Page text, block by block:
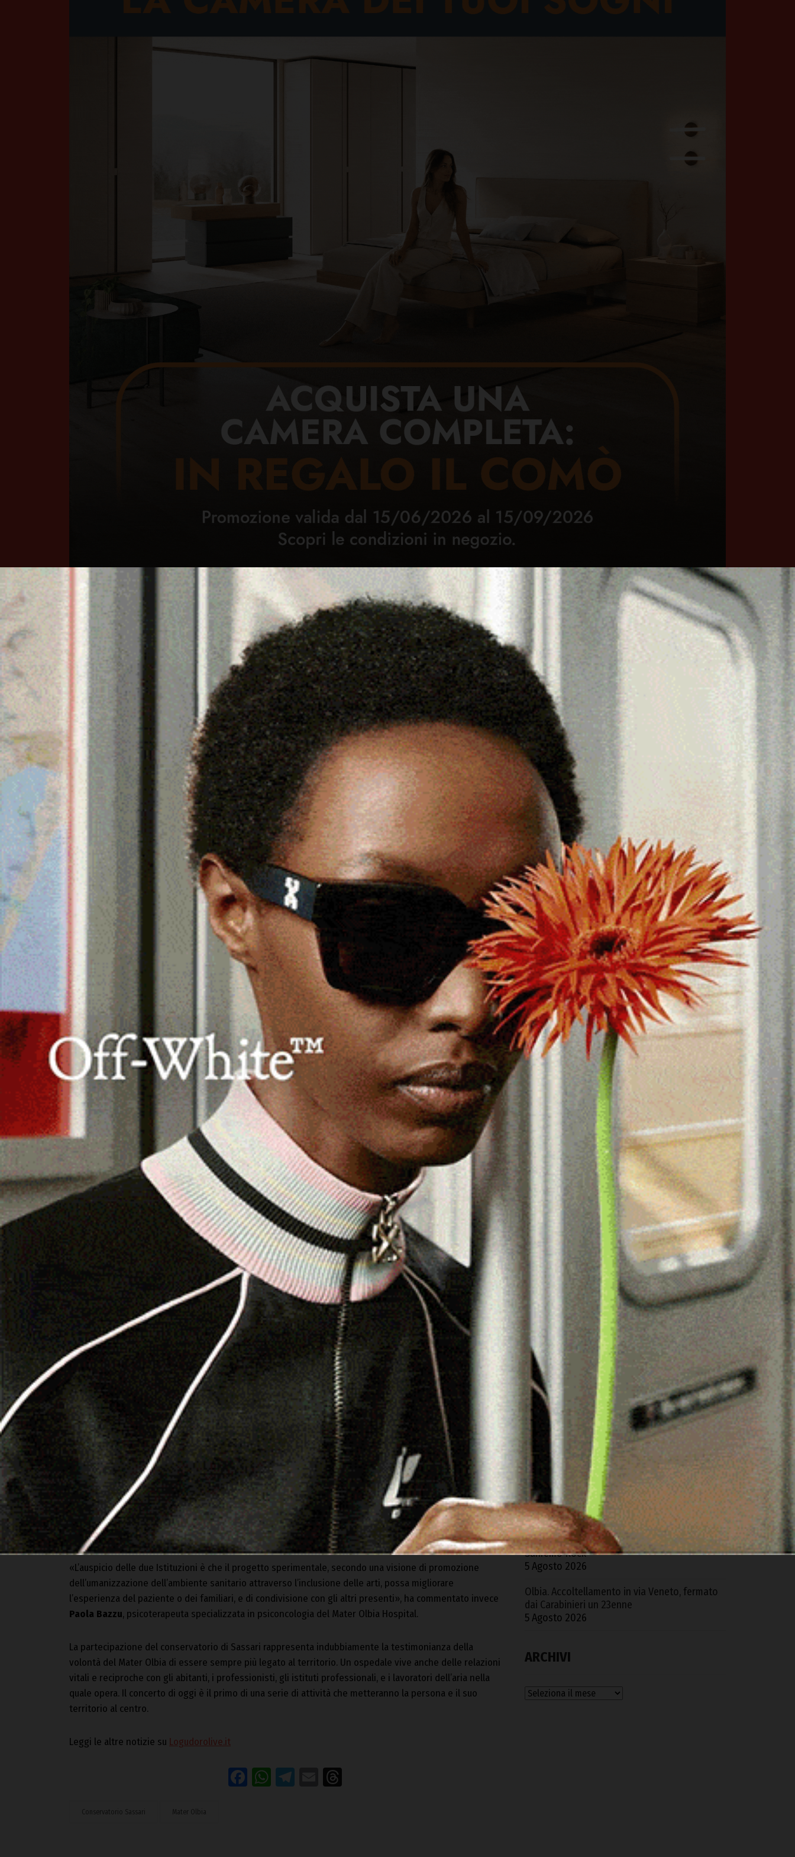
Home Ozieri Territorio Sardegna Cronaca Attualità Sport Cultura Rubriche Necrologie
Numeri
utili
Contatti
IL CONSERVATORIO DI SASSARI PORTA LA MUSICA AL
MATER OLBIA
14 Dicembre 2022, 19:41
Nella hall gli allievi Fabio e Francesco hanno allietato gli ascoltatori con un concerto
di pianoforte. Presentato il progetto di collaborazione “Canta 33!” tra l’ospedale e il
Conservatorio.
OLBIA . Con il primo appuntamento ha preso il via oggi il progetto “Canta 33!”, l’iniziativa sperimentale
nata dalla collaborazione tra il Mater Olbiae il Conservatorio Luigi Canepa di Sassariche ha come
obiettivo quello di portare la musica classica e contemporanea all’interno della struttura ospedaliera.
Il progetto è stato presentato in conferenza stampa dall’amministratore delegato del Mater Olbia,
Marcello Giannico
, e dal presidente del Conservatorio di Sassari,Ivano Iai
. Successivamente, alle
16.30, si è svolto il primo concerto di pianoforte, svolto da due degli allievi più qualificati del
Conservatorio,
Francesco, che con il loro vasto repertorio hanno allietato gli ascoltatori nella
dell’ospedale.
«Abbiamo fortemente voluto che si verificasse questo prestigioso accordo –ha detto Giannico –
perché l’iniziativa porta la gioia della musica in ospedale, luogo non solo di cura, ma di vita. Ogni giorno
il Mater Olbia ospita non solo pazienti, ma anche visitatori, dipendenti e personale delle varie ditte
fornitrici. La musica da conforto, speranza, serenità, tutti sentimenti positivi che ci aiutano a garantire
qualità dell’assistenza e umanizzazione delle cure».
«L’auspicio delle due Istituzioni è che il progetto sperimentale, secondo una visione di promozione
dell’umanizzazione dell’ambiente sanitario attraverso l’inclusione delle arti, possa migliorare
l’esperienza del paziente o dei familiari, e di condivisione con gli altri presenti», ha commentato invece
Paola Bazzu, psicoterapeuta specializzata in psiconcologia del Mater Olbia Hospital.
La partecipazione del conservatorio di Sassari rappresenta indubbiamente la testimonianza della
volontà del Mater Olbia di essere sempre più legato al territorio. Un ospedale vive anche delle relazioni
vitali e reciproche con gli abitanti, i professionisti, gli istituti professionali, e i lavoratori dell’aria nella
quale opera. Il concerto di oggi è il primo di una serie di attività che metteranno la persona e il suo
territorio al centro.
Leggi le altre notizie su Logudorolive.it
Facebook
WhatsApp
Telegram
Email
Conservatorio Sassari Mater Olbia
Cerca
Cerca
Facebook
ThreadsInstagram
X YouTube
ARTICOLI RECENTI
Ozieri. L’Ospedale di Comunità mette a rischio i
reparti del “Segni”: la denuncia della Cgil
5 Agosto 2026
Macomer, distrutto da un incendio un fienile
nella Z.I. di Tossilo
5 Agosto 2026
A Gavoi la finale regionale del Poetry Slam
5
Agosto 2026
Edomor porta la Sardegna alla finale di
Sanremo Rock
5 Agosto 2026
Olbia. Accoltellamento in via Veneto, fermato
dai Carabinieri un 23enne
5 Agosto 2026
ARCHIVI
Archivi